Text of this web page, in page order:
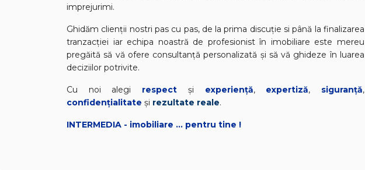
imprejurimi.
Ghidăm clienții nostri pas cu pas, de la prima discuție si până la finalizarea
tranzacției iar echipa noastră de profesionist în imobiliare este mereu
pregăită să vă ofere consultanță personalizată și să vă ghideze în luarea
deciziilor potrivite.
Cu noi alegi respect și experiență, expertiză, siguranță,
confidențialitate și rezultate reale.
INTERMEDIA - imobiliare ... pentru tine !